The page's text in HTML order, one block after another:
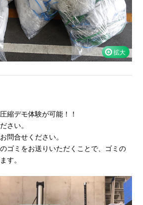
縮デモ体験が可能！！
さい。
問合せください。
ゴミをお送りいただくことで、ゴミの
す。